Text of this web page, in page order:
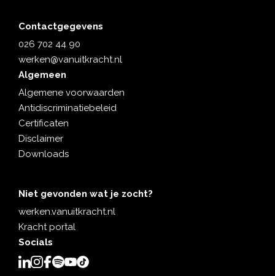
Contactgegevens
026 702 44 90
werken@vanuitkracht.nl
Algemeen
Algemene voorwaarden
Antidiscriminatiebeleid
Certificaten
Disclaimer
Downloads
Niet gevonden wat je zocht?
werken.vanuitkracht.nl
Kracht portal
Socials